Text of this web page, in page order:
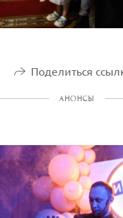
Поделиться
АНОНСЫ